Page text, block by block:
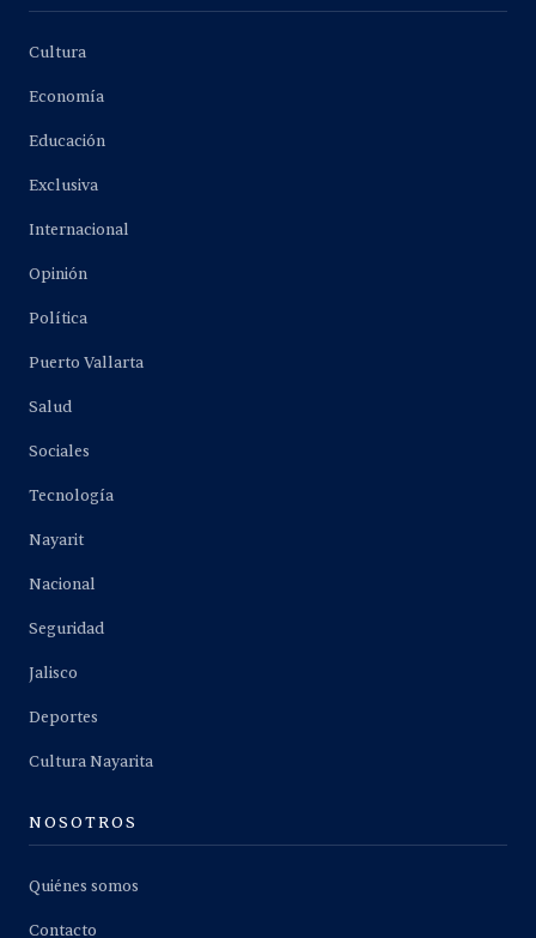
Cultura
Economía
Educación
Exclusiva
Internacional
Opinión
Política
Puerto Vallarta
Salud
Sociales
Tecnología
Nayarit
Nacional
Seguridad
Jalisco
Deportes
Cultura Nayarita
NOSOTROS
Quiénes somos
Contacto